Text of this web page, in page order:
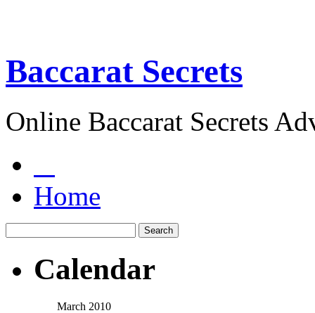
Baccarat Secrets
Online Baccarat Secrets
Home
Calendar
March 2010